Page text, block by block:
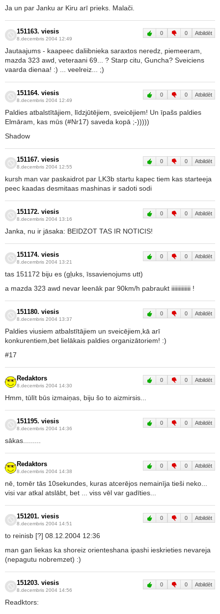
Ja un par Janku ar Kiru arī prieks. Malači.
151163. viesis
8.decembris 2004 12:49
0 0 Atbildēt
Jautaajums - kaapeec daliibnieka saraxtos neredz, piemeeram,
mazda 323 awd, veteraani 69... ? Starp citu, Guncha? Sveiciens
vaarda dienaa! :) ... veelreiz... ;)
151164. viesis
8.decembris 2004 12:49
0 0 Atbildēt
Paldies atbalstītājiem, līdzjūtējiem, sveicējiem! Un īpašs paldies
Elmāram, kas mūs (#Nr17) saveda kopā ;-)))))
Shadow
151167. viesis
8.decembris 2004 12:55
0 0 Atbildēt
kursh man var paskaidrot par LK3b startu kapec tiem kas starteeja
peec kaadas desmitaas mashinas ir sadoti sodi
151172. viesis
8.decembris 2004 13:16
0 0 Atbildēt
Janka, nu ir jāsaka: BEIDZOT TAS IR NOTICIS!
151174. viesis
8.decembris 2004 13:21
0 0 Atbildēt
tas 151172 biju es (gļuks, īssavienojums utt)
a mazda 323 awd nevar leenāk par 90km/h pabraukt iiiiiiiiiiiii !
151180. viesis
8.decembris 2004 13:37
0 0 Atbildēt
Paldies viusiem atbalstītājiem un sveicējiem,kā arī
konkurentiem,bet lielākais paldies organizātoriem! :)
#17
Redaktors
8.decembris 2004 14:30
0 0 Atbildēt
Hmm, tūlīt būs izmaiņas, biju šo to aizmirsis...
151195. viesis
8.decembris 2004 14:36
0 0 Atbildēt
sākas.........
Redaktors
8.decembris 2004 14:38
0 0 Atbildēt
nē, tomēr tās 10sekundes, kuras atcerējos nemainīja tieši neko...
visi var atkal atslābt, bet ... viss vēl var gadīties...
151201. viesis
8.decembris 2004 14:51
0 0 Atbildēt
to reinisb [?] 08.12.2004 12:36
man gan liekas ka shoreiz orienteshana ipashi ieskrieties nevareja
(nepagutu nobremzet) :)
151203. viesis
8.decembris 2004 14:56
0 0 Atbildēt
Readktors: